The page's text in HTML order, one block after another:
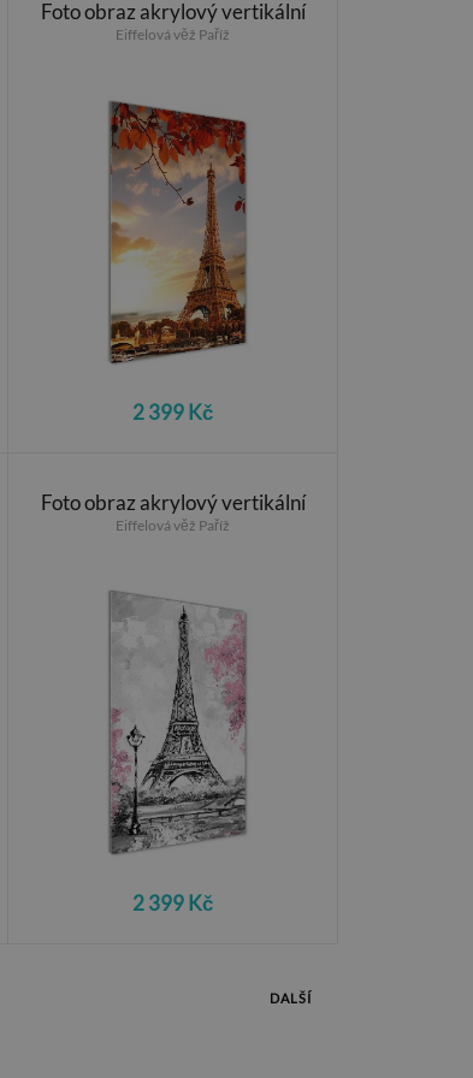
Foto obraz akrylový vertikální
Eiffelová věž Paříž
2 399 Kč
Foto obraz akrylový vertikální
Eiffelová věž Paříž
2 399 Kč
DALŠÍ